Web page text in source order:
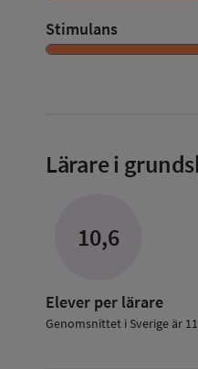
Stimulans
Lärare i
10,6
Elever per lärare
Genomsnittet i Sverige är